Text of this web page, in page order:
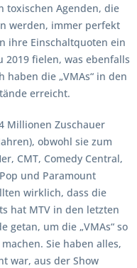
toxischen Agenden, die
werden, immer perfekt
ihre Einschaltquoten ein
2019 fielen, was ebenfalls
die „VMAs“ in den
erreicht.
Millionen Zuschauer
obwohl sie zum
CMT, Comedy Central,
und Paramount
wirklich, dass die
hat MTV in den letzten
getan, um die „VMAs“ so
Sie haben alles,
war, aus der Show